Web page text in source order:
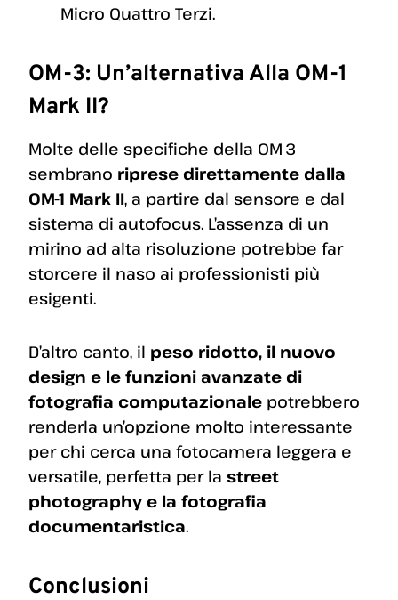
Micro Quattro Terzi.
OM-3: Un’alternativa Alla OM-1
Mark II?
Molte delle specifiche della OM-3
sembrano riprese direttamente dalla
OM-1 Mark II, a partire dal sensore e dal
sistema di autofocus. L’assenza di un
mirino ad alta risoluzione potrebbe far
storcere il naso ai professionisti più
esigenti.
D’altro canto, il peso ridotto, il nuovo
design e le funzioni avanzate di
fotografia computazionale potrebbero
renderla un’opzione molto interessante
per chi cerca una fotocamera leggera e
versatile, perfetta per la street
photography e la fotografia
documentaristica.
Conclusioni